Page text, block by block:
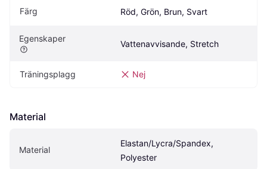
Färg Röd, Grön, Brun, Svart
Egenskaper
Vattenavvisande, Stretch
Träningsplagg Nej
Material
Material
Elastan/Lycra/Spandex,
Polyester